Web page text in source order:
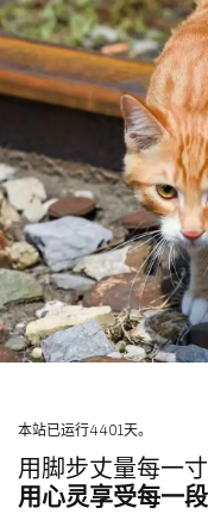
本站已运行4401天。
用脚步丈量每一寸
用心灵享受每一